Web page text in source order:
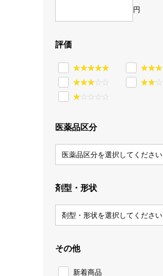
円
評価
医薬品区分
医薬品区分を選択してください
剤型・形状
剤型・形状を選択してください
その他
新着商品